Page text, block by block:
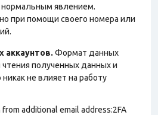
нормальным явлением.
при помощи своего номера или
Формат данных
чтения полученных данных и
не влияет на работу
additional email address:2FA